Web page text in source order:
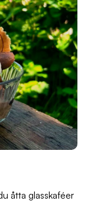
åtta glasskaféer